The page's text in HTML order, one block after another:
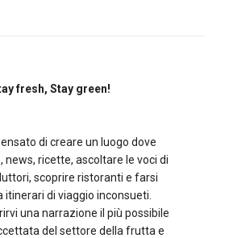
fresh, Stay green!
di creare un luogo dove
news, ricette, ascoltare le voci di
scoprire ristoranti e farsi
itinerari di viaggio inconsueti.
una narrazione il più possibile
del settore della frutta e